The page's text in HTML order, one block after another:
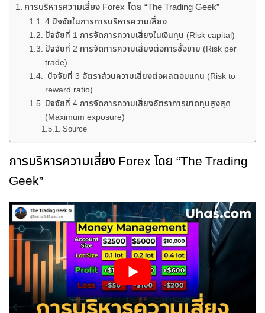
การบริหารความเสี่ยง Forex โดย “The Trading Geek”
4 ปัจจัยในการการบริหารความเสี่ยง
ปัจจัยที่ 1 การจัดการความเสี่ยงในเงินทุน (Risk capital)
ปัจจัยที่ 2 การจัดการความเสี่ยงต่อการซื้อขาย (Risk per
trade)
ปัจจัยที่ 3 อัตราส่วนความเสี่ยงต่อผลตอบแทน (Risk to
reward ratio)
ปัจจัยที่ 4 การจัดการความเสี่ยงอัตราการขาดทุนสูงสุด
(Maximum exposure)
Source
การบริหารความเสี่ยง Forex โดย “The Trading
Geek”